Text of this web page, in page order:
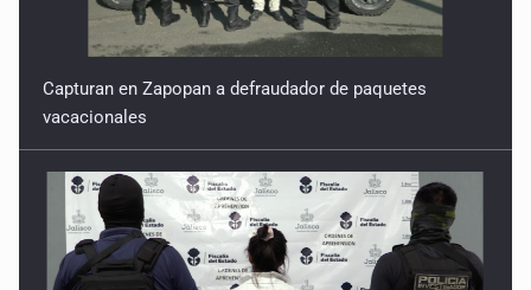
Capturan en Zapopan a defraudador de paquetes
vacacionales